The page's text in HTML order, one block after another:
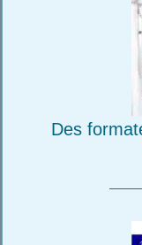
Des